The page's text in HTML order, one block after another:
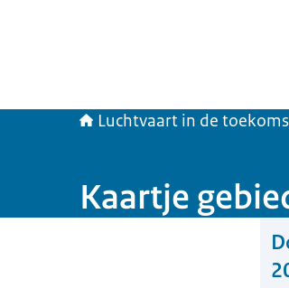
Luchtvaart in de
Kaartje